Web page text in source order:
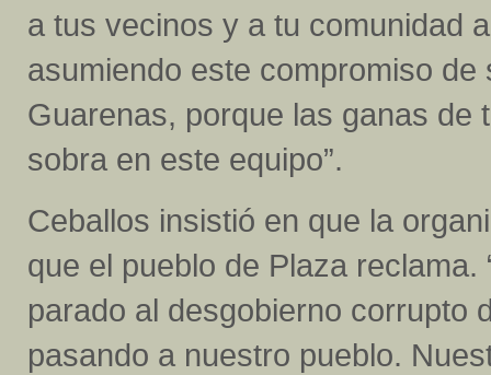
a tus vecinos y a tu comunidad
asumiendo este compromiso
Guarenas, porque las ganas de
sobra en este equipo”.
Ceballos insistió en que la
que el pueblo de Plaza
parado al desgobierno corrupto
pasando a nuestro pueblo.